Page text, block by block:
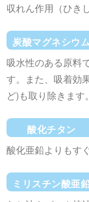
収れん作用（ひき
炭酸マグネシウ
吸水性のある原料
す。また、吸着効
ど)も取り除きます。
酸化チタン
酸化亜鉛よりもす
ミリスチン酸亜